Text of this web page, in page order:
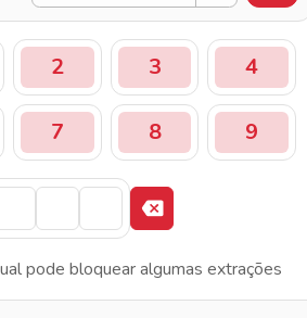
2 3 4
7 8 9
pode bloquear algumas extrações